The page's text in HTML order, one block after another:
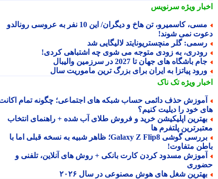
ویژهسرنویس
مسی، کاسمیرو، تن هاخ و دیگران/ این 10 نفر به عروسی رونالدو
نمی شوند!
گلر منچستریونایتد لالیگایی شد
به زودی متوجه می شوی چه اشتباهی کردی!
باشگاه های جهان تا 2027 در سرزمین والیبال
پیاتزا به ایران برای بزرگ ترین ماموریت سال
ویژهتک ناک
حذف دائمی حساب شبکه های اجتماعی؛ چگونه تمام اکانت
خود را دیلیت کنیم؟
اپلیکیشن خرید و فروش طلای آب شده + راهنمای انتخاب
پلتفرم ها
بررسی گوشی Galaxy Z Flip8؛ ظاهر شبیه به نسخه قبلی اما با
متفاوت!
مسدود کردن کارت بانکی + روش های آنلاین، تلفنی و
شغل های هوش مصنوعی در سال ۲۰۲۶